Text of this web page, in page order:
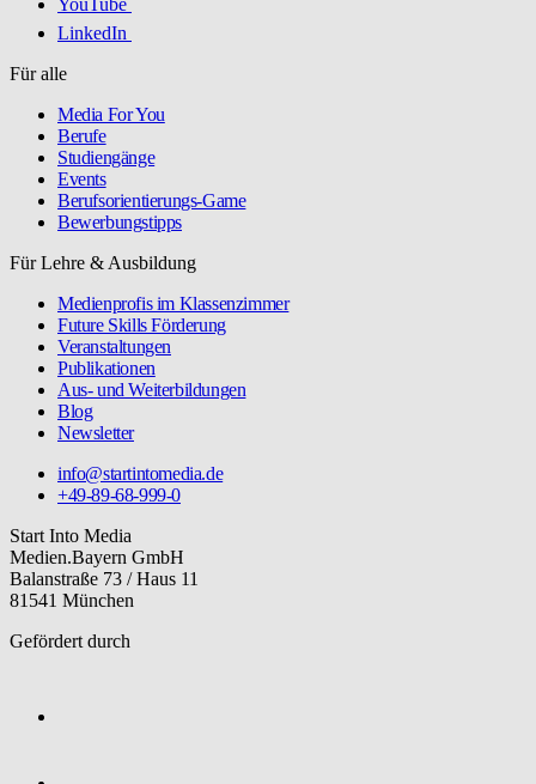
LinkedIn
Für alle
Media For You
Berufe
Studiengänge
Events
Berufsorientierungs-Game
Bewerbungstipps
Für Lehre & Ausbildung
Medienprofis im Klassenzimmer
Future Skills Förderung
Veranstaltungen
Publikationen
Aus- und Weiterbildungen
Blog
Newsletter
info@startintomedia.de
+49-89-68-999-0
Start Into Media
Medien.Bayern GmbH
Balanstraße 73 / Haus 11
81541 München
Gefördert durch